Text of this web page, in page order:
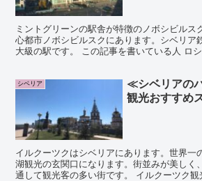
ミントグリーンの駅舎が特徴のノボシビルス
心都市ノボシビルスクにあります。シベリア
大級の駅です。 この記事を書いている人 ロ
シベリア
≪シベリアの
観光おすすめ
イルクーツクはシベリアにあります。世界一
湖観光の玄関口になります。街並みが美しく
通して観光客の多い街です。 イルクーツク観